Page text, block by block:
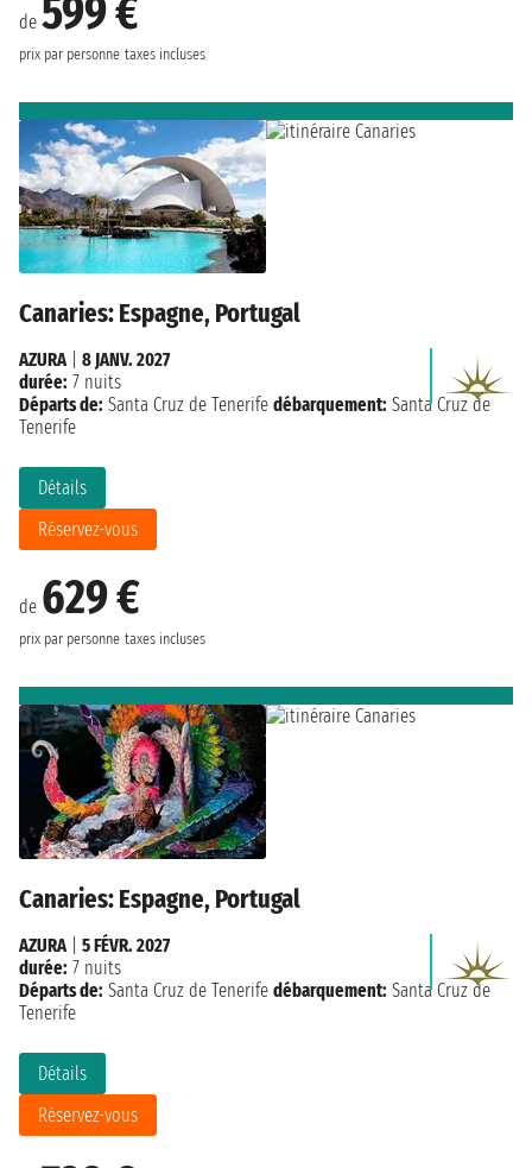
de 599 €
prix par personne taxes incluses
Canaries: Espagne, Portugal
de 629 €
prix par personne taxes incluses
Détails
Réservez-vous
AZURA| 8 JANV. 2027
durée: 7 nuits
Départs de: Santa Cruz de Tenerife débarquement: Santa Cruz de
Tenerife
Canaries: Espagne, Portugal
Détails
Réservez-vous
AZURA
5 FÉVR. 2027
durée: 7 nuits
Départs de: Santa Cruz de Tenerife débarquement: Santa Cruz de
Tenerife